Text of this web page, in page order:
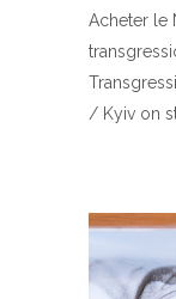
Acheter le
/ Kyiv on